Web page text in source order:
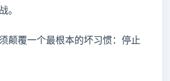
。
颠覆一个最根本的坏习惯：停止